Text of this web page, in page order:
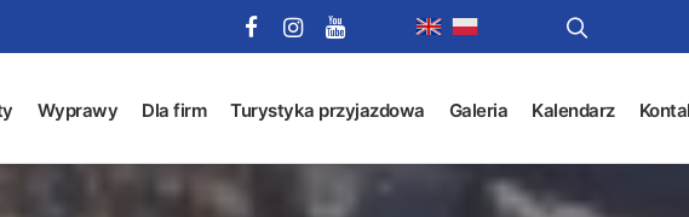
Wyprawy Dla firm Turystyka przyjazdowa Galeria Kalendarz